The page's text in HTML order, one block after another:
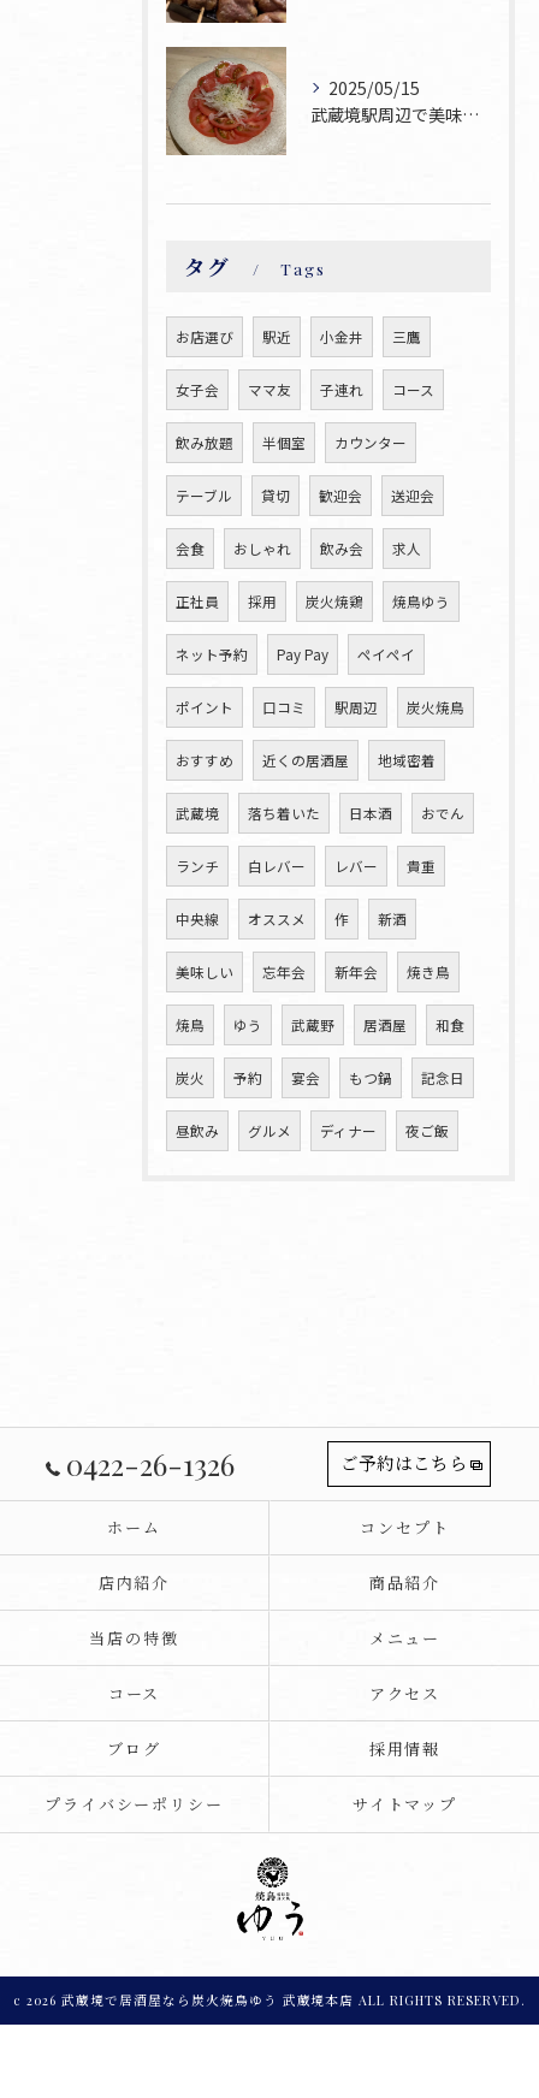
2025/05/15
武蔵境駅周辺で美味しい焼鳥が食べられるお店焼鳥ゆうです♪
タグ Tags
お店選び 駅近 小金井 三鷹
女子会 ママ友 子連れ コース
飲み放題 半個室 カウンター
テーブル 貸切 歓迎会 送迎会
会食 おしゃれ 飲み会 求人
正社員 採用 炭火焼鶏 焼鳥ゆう
ネット予約 Pay Pay ペイペイ
ポイント 口コミ 駅周辺 炭火焼鳥
おすすめ 近くの居酒屋 地域密着
武蔵境 落ち着いた 日本酒 おでん
ランチ 白レバー レバー 貴重
中央線 オススメ 作 新酒
美味しい 忘年会 新年会 焼き鳥
焼鳥 ゆう 武蔵野 居酒屋 和食
炭火 予約 宴会 もつ鍋 記念日
昼飲み グルメ ディナー 夜ご飯
0422-26-1326 ご予約はこちら
ホーム コンセプト
店内紹介 商品紹介
当店の特徴 メニュー
コース アクセス
ブログ 採用情報
プライバシーポリシー サイトマップ
c 2026 武蔵境で居酒屋なら炭火焼鳥ゆう 武蔵境本店 ALL RIGHTS RESERVED.